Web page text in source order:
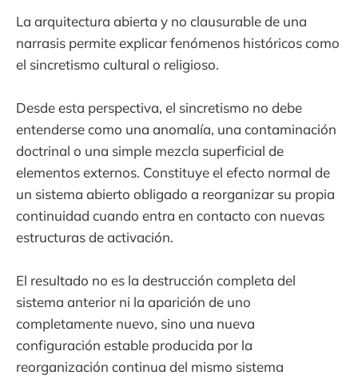
La arquitectura abierta y no clausurable de una
narrasis permite explicar fenómenos históricos como
el sincretismo cultural o religioso.
Desde esta perspectiva, el sincretismo no debe
entenderse como una anomalía, una contaminación
doctrinal o una simple mezcla superficial de
elementos externos. Constituye el efecto normal de
un sistema abierto obligado a reorganizar su propia
continuidad cuando entra en contacto con nuevas
estructuras de activación.
El resultado no es la destrucción completa del
sistema anterior ni la aparición de uno
completamente nuevo, sino una nueva
configuración estable producida por la
reorganización continua del mismo sistema